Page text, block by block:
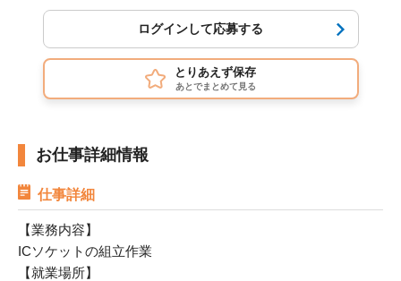
ログインして応募する
とりあえず保存
あとでまとめて見る
お仕事詳細情報
仕事詳細
【業務内容】
ICソケットの組立作業
【就業場所】